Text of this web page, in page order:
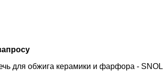
для обжига керамики и фарфора - SNOL